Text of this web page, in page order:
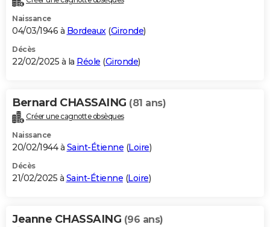
Naissance
04/03/1946 à Bordeaux(Gironde)
Décès
22/02/2025 à la Réole (Gironde)
Bernard CHASSAING (81 ans)
Créer une cagnotte obsèques
Naissance
20/02/1944 à Saint-Étienne (Loire)
Décès
21/02/2025 à Saint-Étienne (Loire)
Jeanne CHASSAING (96 ans)